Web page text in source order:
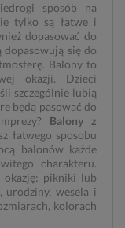
sposób na
tylko są łatwe i
dopasować do
się do
Balony to
okazji. Dzieci
szczególnie lubią
będą pasować do
Balony z
łatwego sposobu
balonów każde
charakteru.
okazję: pikniki lub
urodziny, wesela i
kolorach